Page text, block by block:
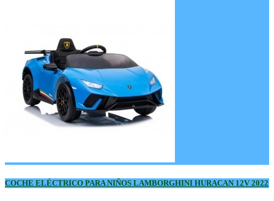
COCHE ELÉCTRICO PARA NIÑOS LAMBORGHINI HURACAN 12V 2022